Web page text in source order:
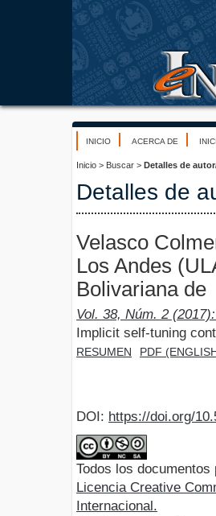
INICIO ACERCA DE
Inicio > Buscar > Detalles de
Detalles de
Velasco
Los Andes
Bolivariana de
Vol. 38, Núm. 2
Implicit self-tuning
RESUMEN PDF
DOI: https://doi.org/
Todos los
Licencia Creative
Internacional.